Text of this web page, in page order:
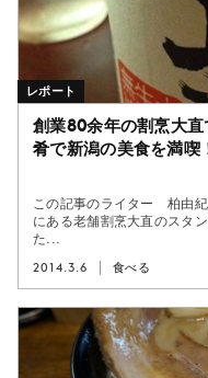
創業80余年の割烹大
肴で新潟の美食を満喫
この記事のライター 柏由
にある老舗割烹大直のスタ
た...
2014.3.6 食べる
レポート